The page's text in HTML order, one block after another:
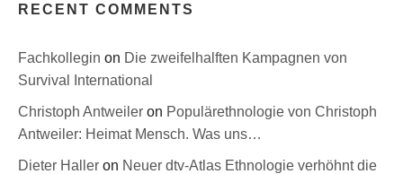
RECENT COMMENTS
Fachkollegin on Die zweifelhalften Kampagnen von
Survival International
Christoph Antweiler on Populärethnologie von Christoph
Antweiler: Heimat Mensch. Was uns…
Dieter Haller on Neuer dtv-Atlas Ethnologie verhöhnt die